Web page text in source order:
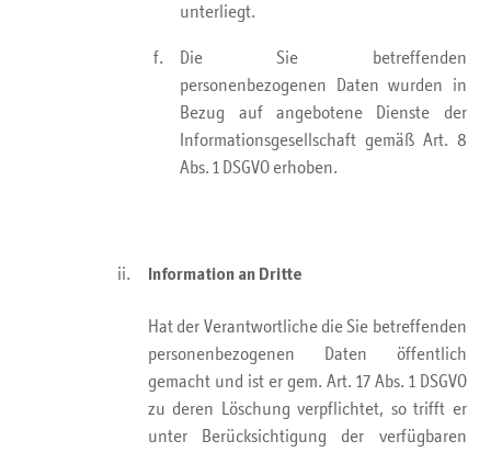
unterliegt.
Die Sie betreffenden
personenbezogenen Daten wurden in
Bezug auf angebotene Dienste der
Informationsgesellschaft gemäß Art. 8
Abs. 1 DSGVO erhoben.
Information an Dritte
Hat der Verantwortliche die Sie betreffenden
personenbezogenen Daten öffentlich
gemacht und ist er gem. Art. 17 Abs. 1 DSGVO
zu deren Löschung verpflichtet, so trifft er
unter Berücksichtigung der verfügbaren